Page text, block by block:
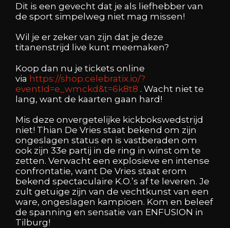
Dit is een gevecht dat je als liefhebber van
de sport simpelweg niet mag missen!
Wil je er zeker van zijn dat je deze
titanenstrijd live kunt meemaken?
Koop dan nu je tickets online
via https://shop.celebratix.io/?
eventId=e_wmckd&t=6k8t8 . Wacht niet te
lang, want de kaarten gaan hard!
Mis deze onvergetelijke kickbokswedstrijd
niet! Thian De Vries staat bekend om zijn
ongeslagen status en is vastberaden om
ook zijn 33e partij in de ring in winst om te
zetten. Verwacht een explosieve en intense
confrontatie, want De Vries staat erom
bekend spectaculaire K.O.’s af te leveren. Je
zult getuige zijn van de vechtkunst van een
ware, ongeslagen kampioen. Kom en beleef
de spanning en sensatie van ENFUSION in
Tilburg!